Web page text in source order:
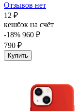
Отзывов нет
12 ₽
кешбэк на счёт
-18% 960 ₽
790 ₽
Купить